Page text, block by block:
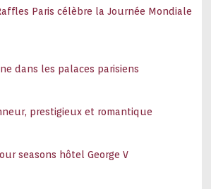
Paris célèbre la Journée Mondiale
dans les palaces parisiens
prestigieux et romantique
seasons hôtel George V